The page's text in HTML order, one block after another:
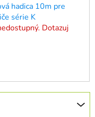
hadica 10m pre
série K
Dotazuj